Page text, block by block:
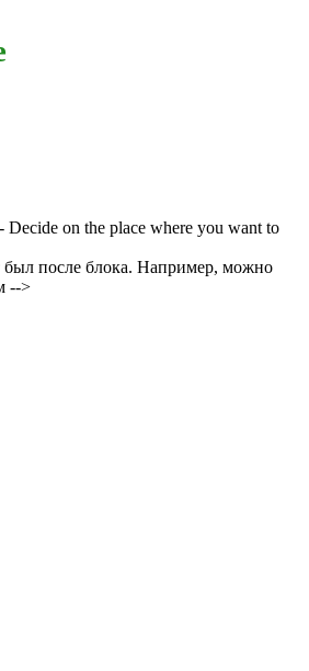
Decide on the place where you want to
после блока. Например, можно
-->